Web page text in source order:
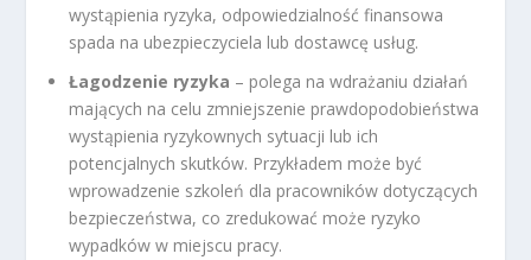
wystąpienia ryzyka, odpowiedzialność finansowa
spada na ubezpieczyciela lub dostawcę usług.
Łagodzenie ryzyka – polega na wdrażaniu działań
mających na celu zmniejszenie prawdopodobieństwa
wystąpienia ryzykownych sytuacji lub ich
potencjalnych skutków. Przykładem może być
wprowadzenie szkoleń dla pracowników dotyczących
bezpieczeństwa, co zredukować może ryzyko
wypadków w miejscu pracy.